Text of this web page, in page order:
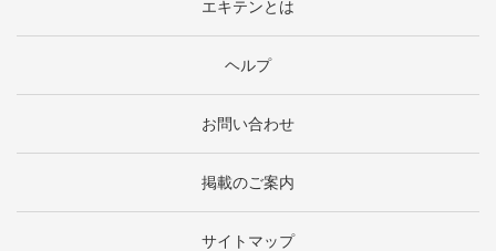
エキテンとは
ヘルプ
お問い合わせ
掲載のご案内
サイトマップ